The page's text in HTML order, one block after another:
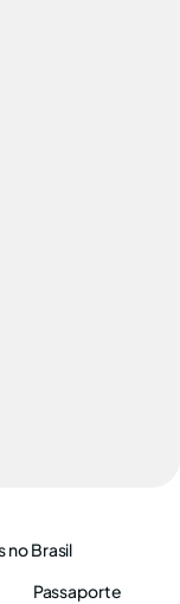
no Brasil
Passaporte